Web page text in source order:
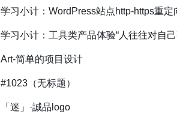
学习小计：WordPress站点http-https重定
学习小计：工具类产品体验“人往往对自
Art-简单的项目设计
#1023（无标题）
「迷」·誠品logo